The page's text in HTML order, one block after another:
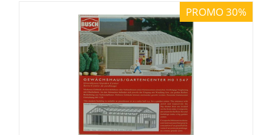
PROMO 30%